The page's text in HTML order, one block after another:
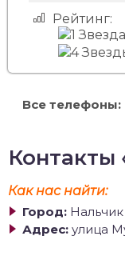
Рейтинг:
Все телефоны:
Контакты
Как нас найти:
Город: Нальчик
Адрес: улица